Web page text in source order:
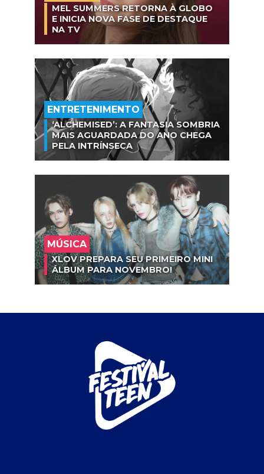
MEL SUMMERS RETORNA À GLOBO
E INICIA NOVA FASE DE DESTAQUE
NA TV
ENTRETENIMENTO
‘ALCHEMISED’: A FANTASIA SOMBRIA
MAIS AGUARDADA DO ANO CHEGA
PELA INTRÍNSECA
MÚSICA
XLOV PREPARA SEU PRIMEIRO MINI
ÁLBUM PARA NOVEMBRO!